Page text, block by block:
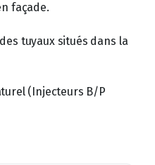
façade.
tuyaux situés dans la
(Injecteurs B/P